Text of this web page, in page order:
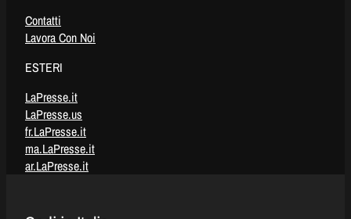
Contatti
Lavora Con Noi
ESTERI
LaPresse.it
LaPresse.us
fr.LaPresse.it
ma.LaPresse.it
ar.LaPresse.it